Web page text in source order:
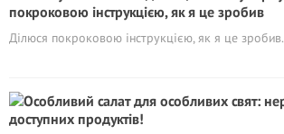
покроковою інструкцією, як я це зробив
Ділюся покроковою інструкцією, як я це зробив.